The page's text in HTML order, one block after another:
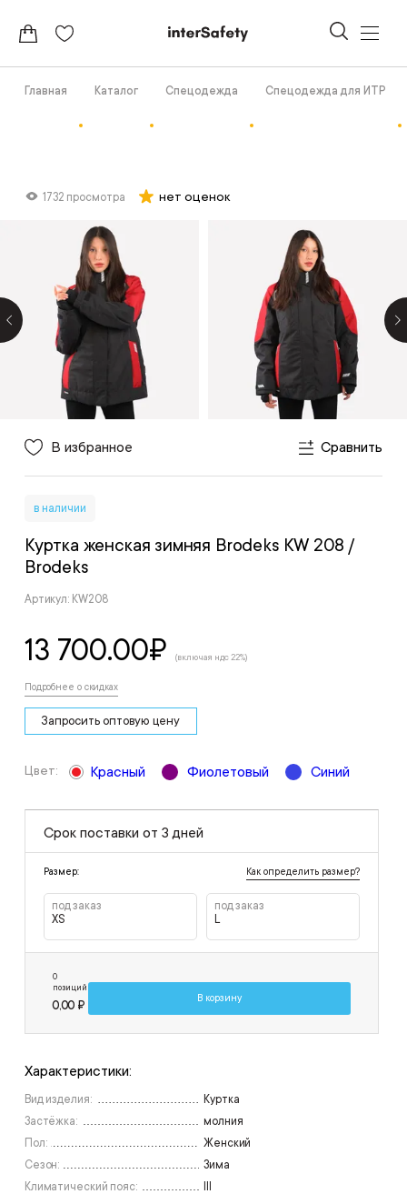
Главная Каталог Спецодежда Спецодежда для ИТР
1732 просмотра нет оценок
В избранное Сравнить
в наличии
Куртка женская зимняя Brodeks KW 208 /
Brodeks
Артикул: KW208
13 700.00₽ (включая ндс 22%)
Подробнее о скидках
Запросить оптовую цену
Цвет: Красный Фиолетовый Синий
Срок поставки от 3 дней
Размер: Как определить размер?
под заказ
XS
под заказ
L
0
позиций
0,00 ₽
В корзину
Характеристики:
Вид изделия:
Куртка
Застёжка:
молния
Пол:
Женский
Сезон:
Зима
Климатический пояс: